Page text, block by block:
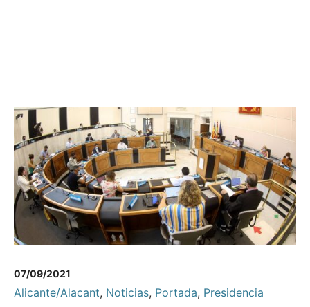
07/09/2021
Alicante/Alacant, Noticias, Portada, Presidencia